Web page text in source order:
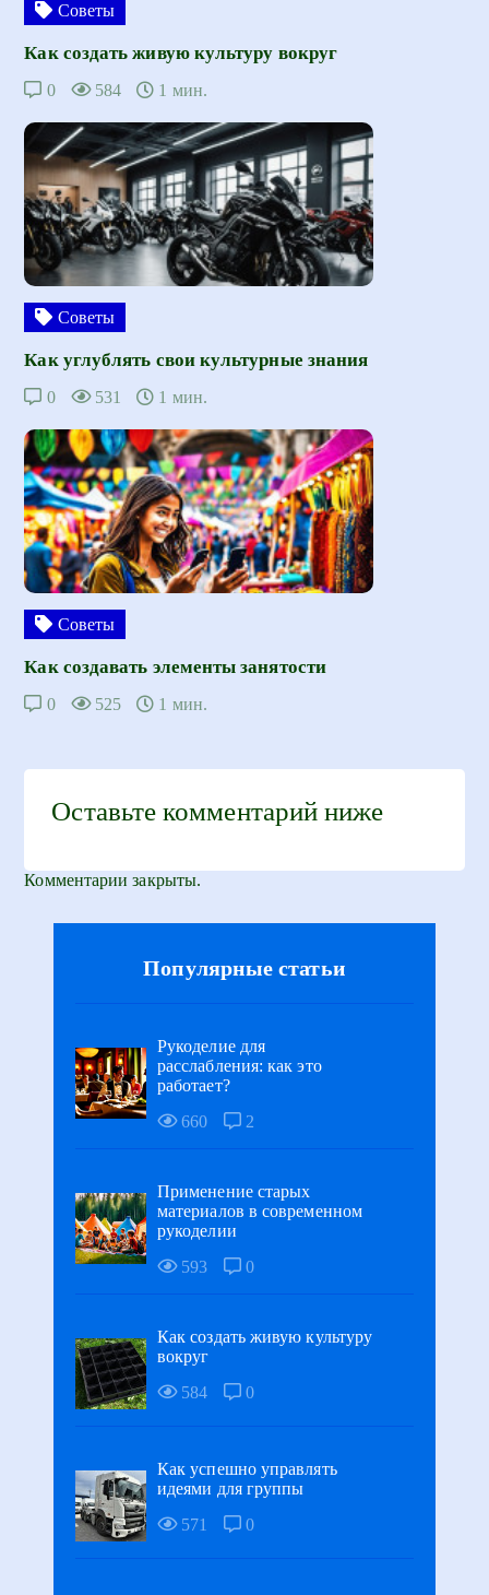
Советы
Как создать живую культуру вокруг
0 584 1 мин.
Советы
Как углублять свои культурные знания
0 531 1 мин.
Советы
Как создавать элементы занятости
0 525 1 мин.
Оставьте комментарий ниже
Комментарии закрыты.
Популярные статьи
Рукоделие для
расслабления: как это
работает?
660
2
Применение старых
материалов в современном
рукоделии
593
0
Как создать живую культуру
вокруг
584
0
Как успешно управлять
идеями для группы
571
0